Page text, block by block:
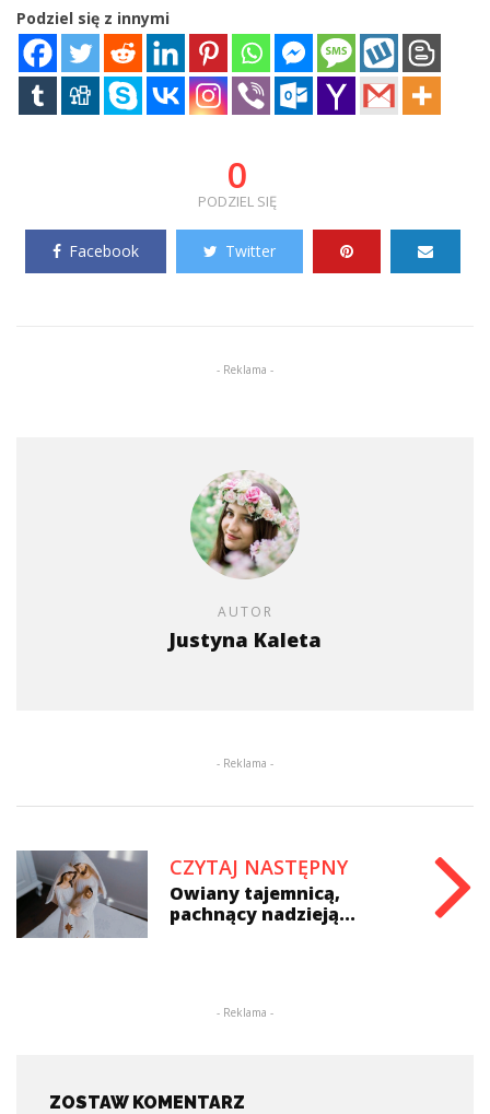
Podziel się z innymi
0
PODZIEL SIĘ
Facebook Twitter
- Reklama -
AUTOR
Justyna Kaleta
- Reklama -
CZYTAJ NASTĘPNY
Owiany tajemnicą,
pachnący nadzieją...
- Reklama -
ZOSTAW KOMENTARZ